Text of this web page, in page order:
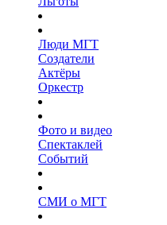
Люди МГТ
Создатели
Актёры
Оркестр
Фото и видео
Спектаклей
Событий
СМИ о МГТ